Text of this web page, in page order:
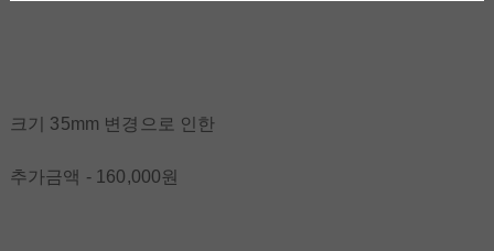
크기 35mm 변경으로 인한
추가금액 - 160,000원